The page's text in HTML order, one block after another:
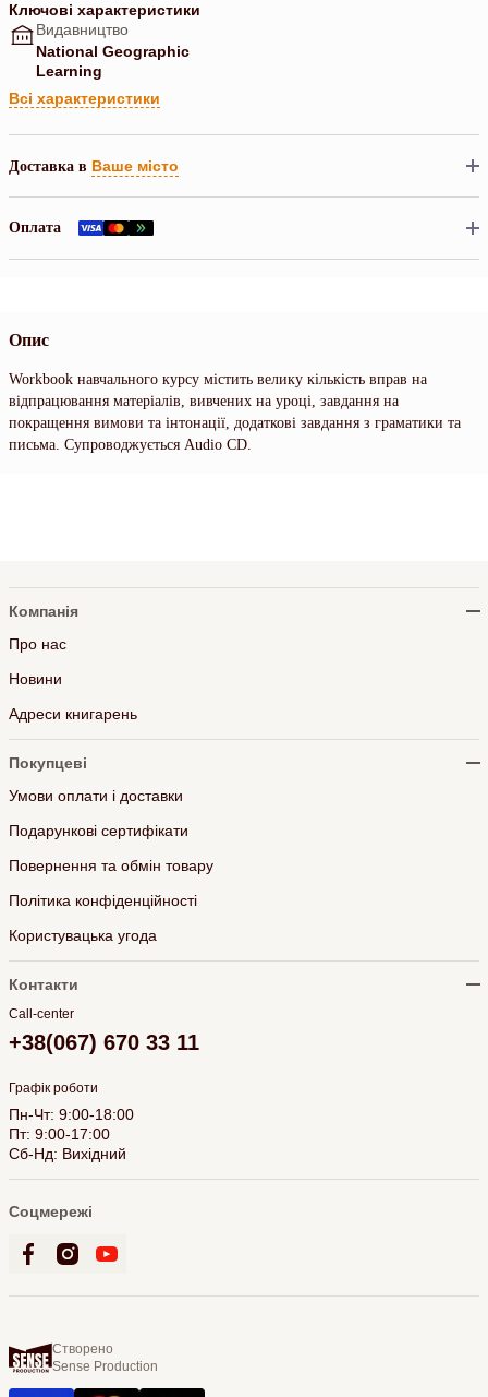
Ключові характеристики
Видавництво
National Geographic
Learning
Всі характеристики
Доставка в Ваше місто
Оплата
Опис
Workbook навчального курсу містить велику кількість вправ на
відпрацювання матеріалів, вивчених на уроці, завдання на
покращення вимови та інтонації, додаткові завдання з граматики та
письма. Супроводжується Audio CD.
Компанія
Про нас
Новини
Адреси книгарень
Покупцеві
Умови оплати і доставки
Подарункові сертифікати
Повернення та обмін товару
Політика конфіденційності
Користувацька угода
Контакти
Call-center
+38(067) 670 33 11
Графік роботи
Пн-Чт: 9:00-18:00
Пт: 9:00-17:00
Сб-Нд: Вихідний
Соцмережі
Створено
Sense Production